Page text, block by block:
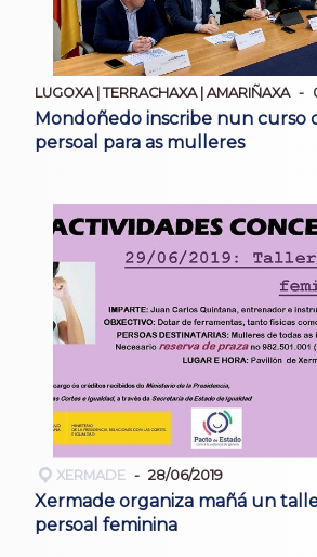
LUGOXA | TERRACHAXA | AMARIÑAXA
Mondoñedo inscribe nun curso
persoal para as mulleres
XERMADE 28/06/2019
Xermade organiza mañá un
persoal feminina